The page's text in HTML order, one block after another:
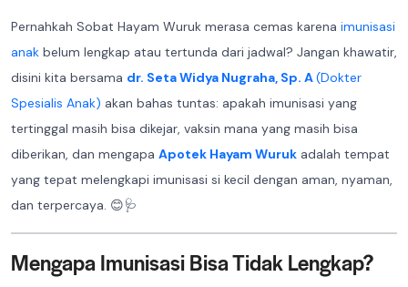
Pernahkah Sobat Hayam Wuruk merasa cemas karena imunisasi
anak belum lengkap atau tertunda dari jadwal? Jangan khawatir,
disini kita bersama dr. Seta Widya Nugraha, Sp. A (Dokter
Spesialis Anak) akan bahas tuntas: apakah imunisasi yang
tertinggal masih bisa dikejar, vaksin mana yang masih bisa
diberikan, dan mengapa Apotek Hayam Wuruk adalah tempat
yang tepat melengkapi imunisasi si kecil dengan aman, nyaman,
dan terpercaya. 😊🩺
Mengapa Imunisasi Bisa Tidak Lengkap?